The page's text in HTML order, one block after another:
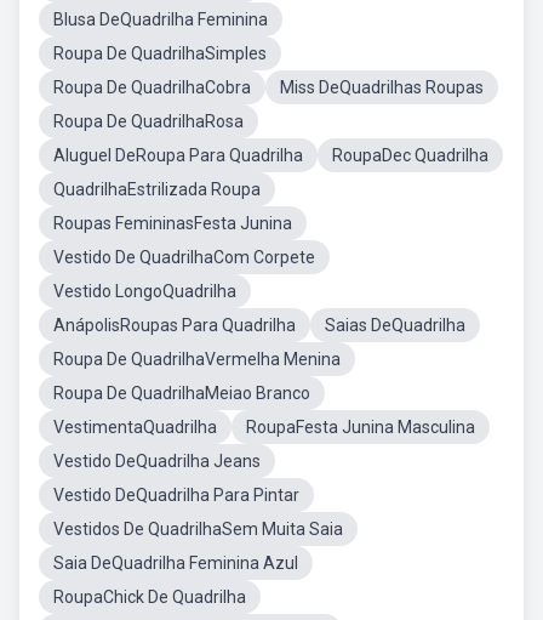
Blusa DeQuadrilha Feminina
Roupa De QuadrilhaSimples
Roupa De QuadrilhaCobra
Miss DeQuadrilhas Roupas
Roupa De QuadrilhaRosa
Aluguel DeRoupa Para Quadrilha
RoupaDec Quadrilha
QuadrilhaEstrilizada Roupa
Roupas FemininasFesta Junina
Vestido De QuadrilhaCom Corpete
Vestido LongoQuadrilha
AnápolisRoupas Para Quadrilha
Saias DeQuadrilha
Roupa De QuadrilhaVermelha Menina
Roupa De QuadrilhaMeiao Branco
VestimentaQuadrilha
RoupaFesta Junina Masculina
Vestido DeQuadrilha Jeans
Vestido DeQuadrilha Para Pintar
Vestidos De QuadrilhaSem Muita Saia
Saia DeQuadrilha Feminina Azul
RoupaChick De Quadrilha